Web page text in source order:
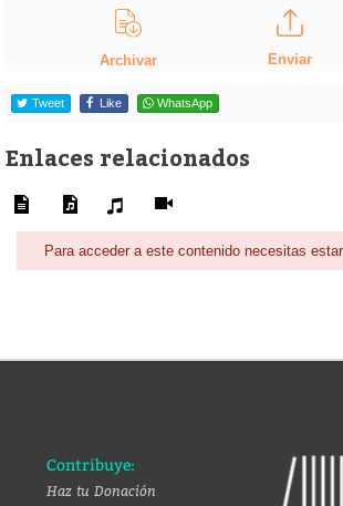
Archivar Enviar
Tweet Like WhatsApp
Enlaces relacionados
Para acceder a este contenido necesitas
Contribuye:
Haz tu Donación